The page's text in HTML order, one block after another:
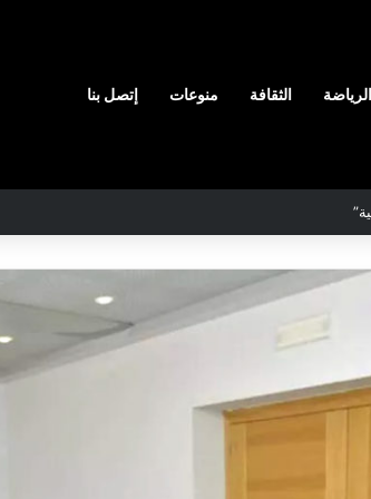
الرياضة الثقافة منوعات إتصل بنا